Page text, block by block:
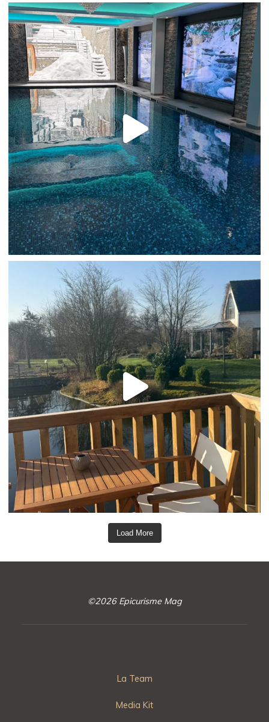
Load More
©2026 Epicurisme Mag
La Team
Media Kit